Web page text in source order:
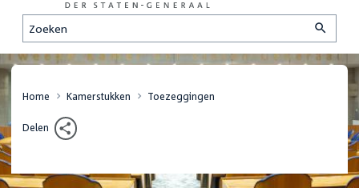
Zoeken
Home Kamerstukken Toezeggingen
Delen